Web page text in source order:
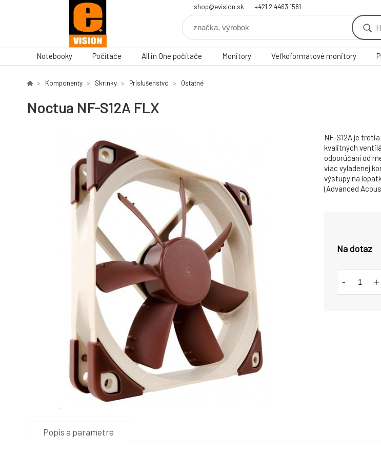
shop@evision.sk +421 2 4463 1581
Notebooky Počítače All in One počítače Monitory Veľkoformátové monitory
Komponenty Skrinky Príslušenstvo Ostatné
Noctua NF-S12A FLX
NF-S12A je
kvalitných
odporúčaní od
viac vyladenej
výstupy na
(Advanced
Na dotaz
- +
Popis a parametre